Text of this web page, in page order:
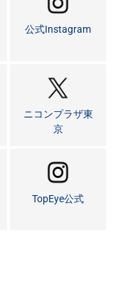
公式Instagram
ニコンプラザ東
京
TopEye公式